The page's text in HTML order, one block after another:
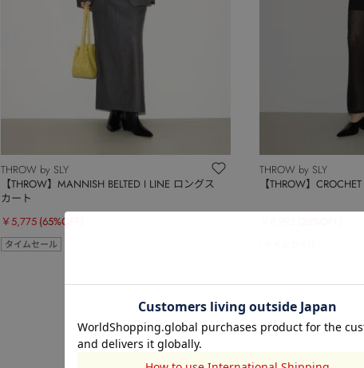
THROW by SLY
【THROW】MANNISH BELTED I LINE ロングス
カート
￥5,775 (65%OFF)
タイムセール
THROW by SLY
【THROW】